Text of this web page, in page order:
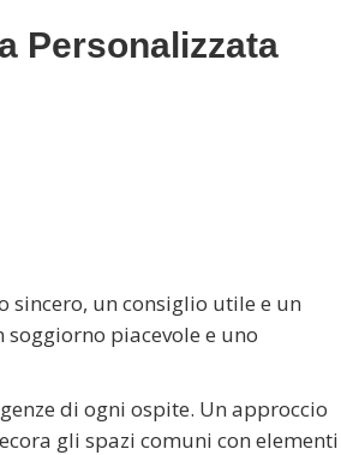
Personalizzata
sincero, un consiglio utile e un
piacevole e uno
di ogni ospite. Un approccio
gli spazi comuni con elementi